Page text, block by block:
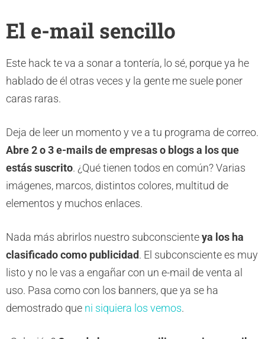
El e-mail sencillo
Este hack te va a sonar a tontería, lo sé, porque ya he
hablado de él otras veces y la gente me suele poner
caras raras.
Deja de leer un momento y ve a tu programa de correo.
Abre 2 o 3 e-mails de empresas o blogs a los que
estás suscrito. ¿Qué tienen todos en común? Varias
imágenes, marcos, distintos colores, multitud de
elementos y muchos enlaces.
Nada más abrirlos nuestro subconscienteya los ha
clasificado como publicidad. El subconsciente es muy
listo y no le vas a engañar con un e-mail de venta al
uso. Pasa como con los banners, que ya se ha
demostrado que ni siquiera los vemos.